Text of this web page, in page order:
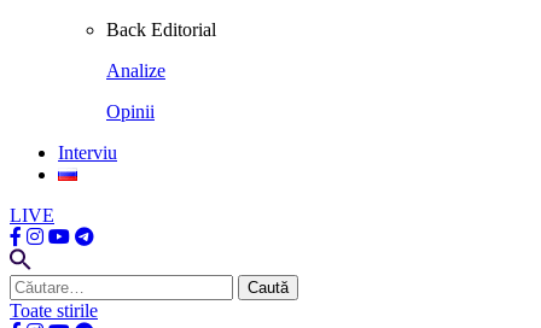
Back Editorial
Analize
Opinii
Interviu
LIVE
Caută
după:
Toate stirile